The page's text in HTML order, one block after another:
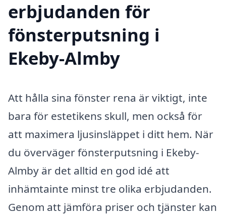
erbjudanden för
fönsterputsning i
Ekeby-Almby
Att hålla sina fönster rena är viktigt, inte
bara för estetikens skull, men också för
att maximera ljusinsläppet i ditt hem. När
du överväger fönsterputsning i Ekeby-
Almby är det alltid en god idé att
inhämtainte minst tre olika erbjudanden.
Genom att jämföra priser och tjänster kan